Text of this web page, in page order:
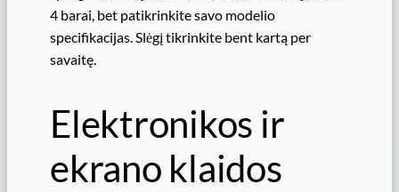
4 barai, bet patikrinkite savo modelio
specifikacijas. Slėgį tikrinkite bent kartą per
savaitę.
Elektronikos ir
ekrano klaidos